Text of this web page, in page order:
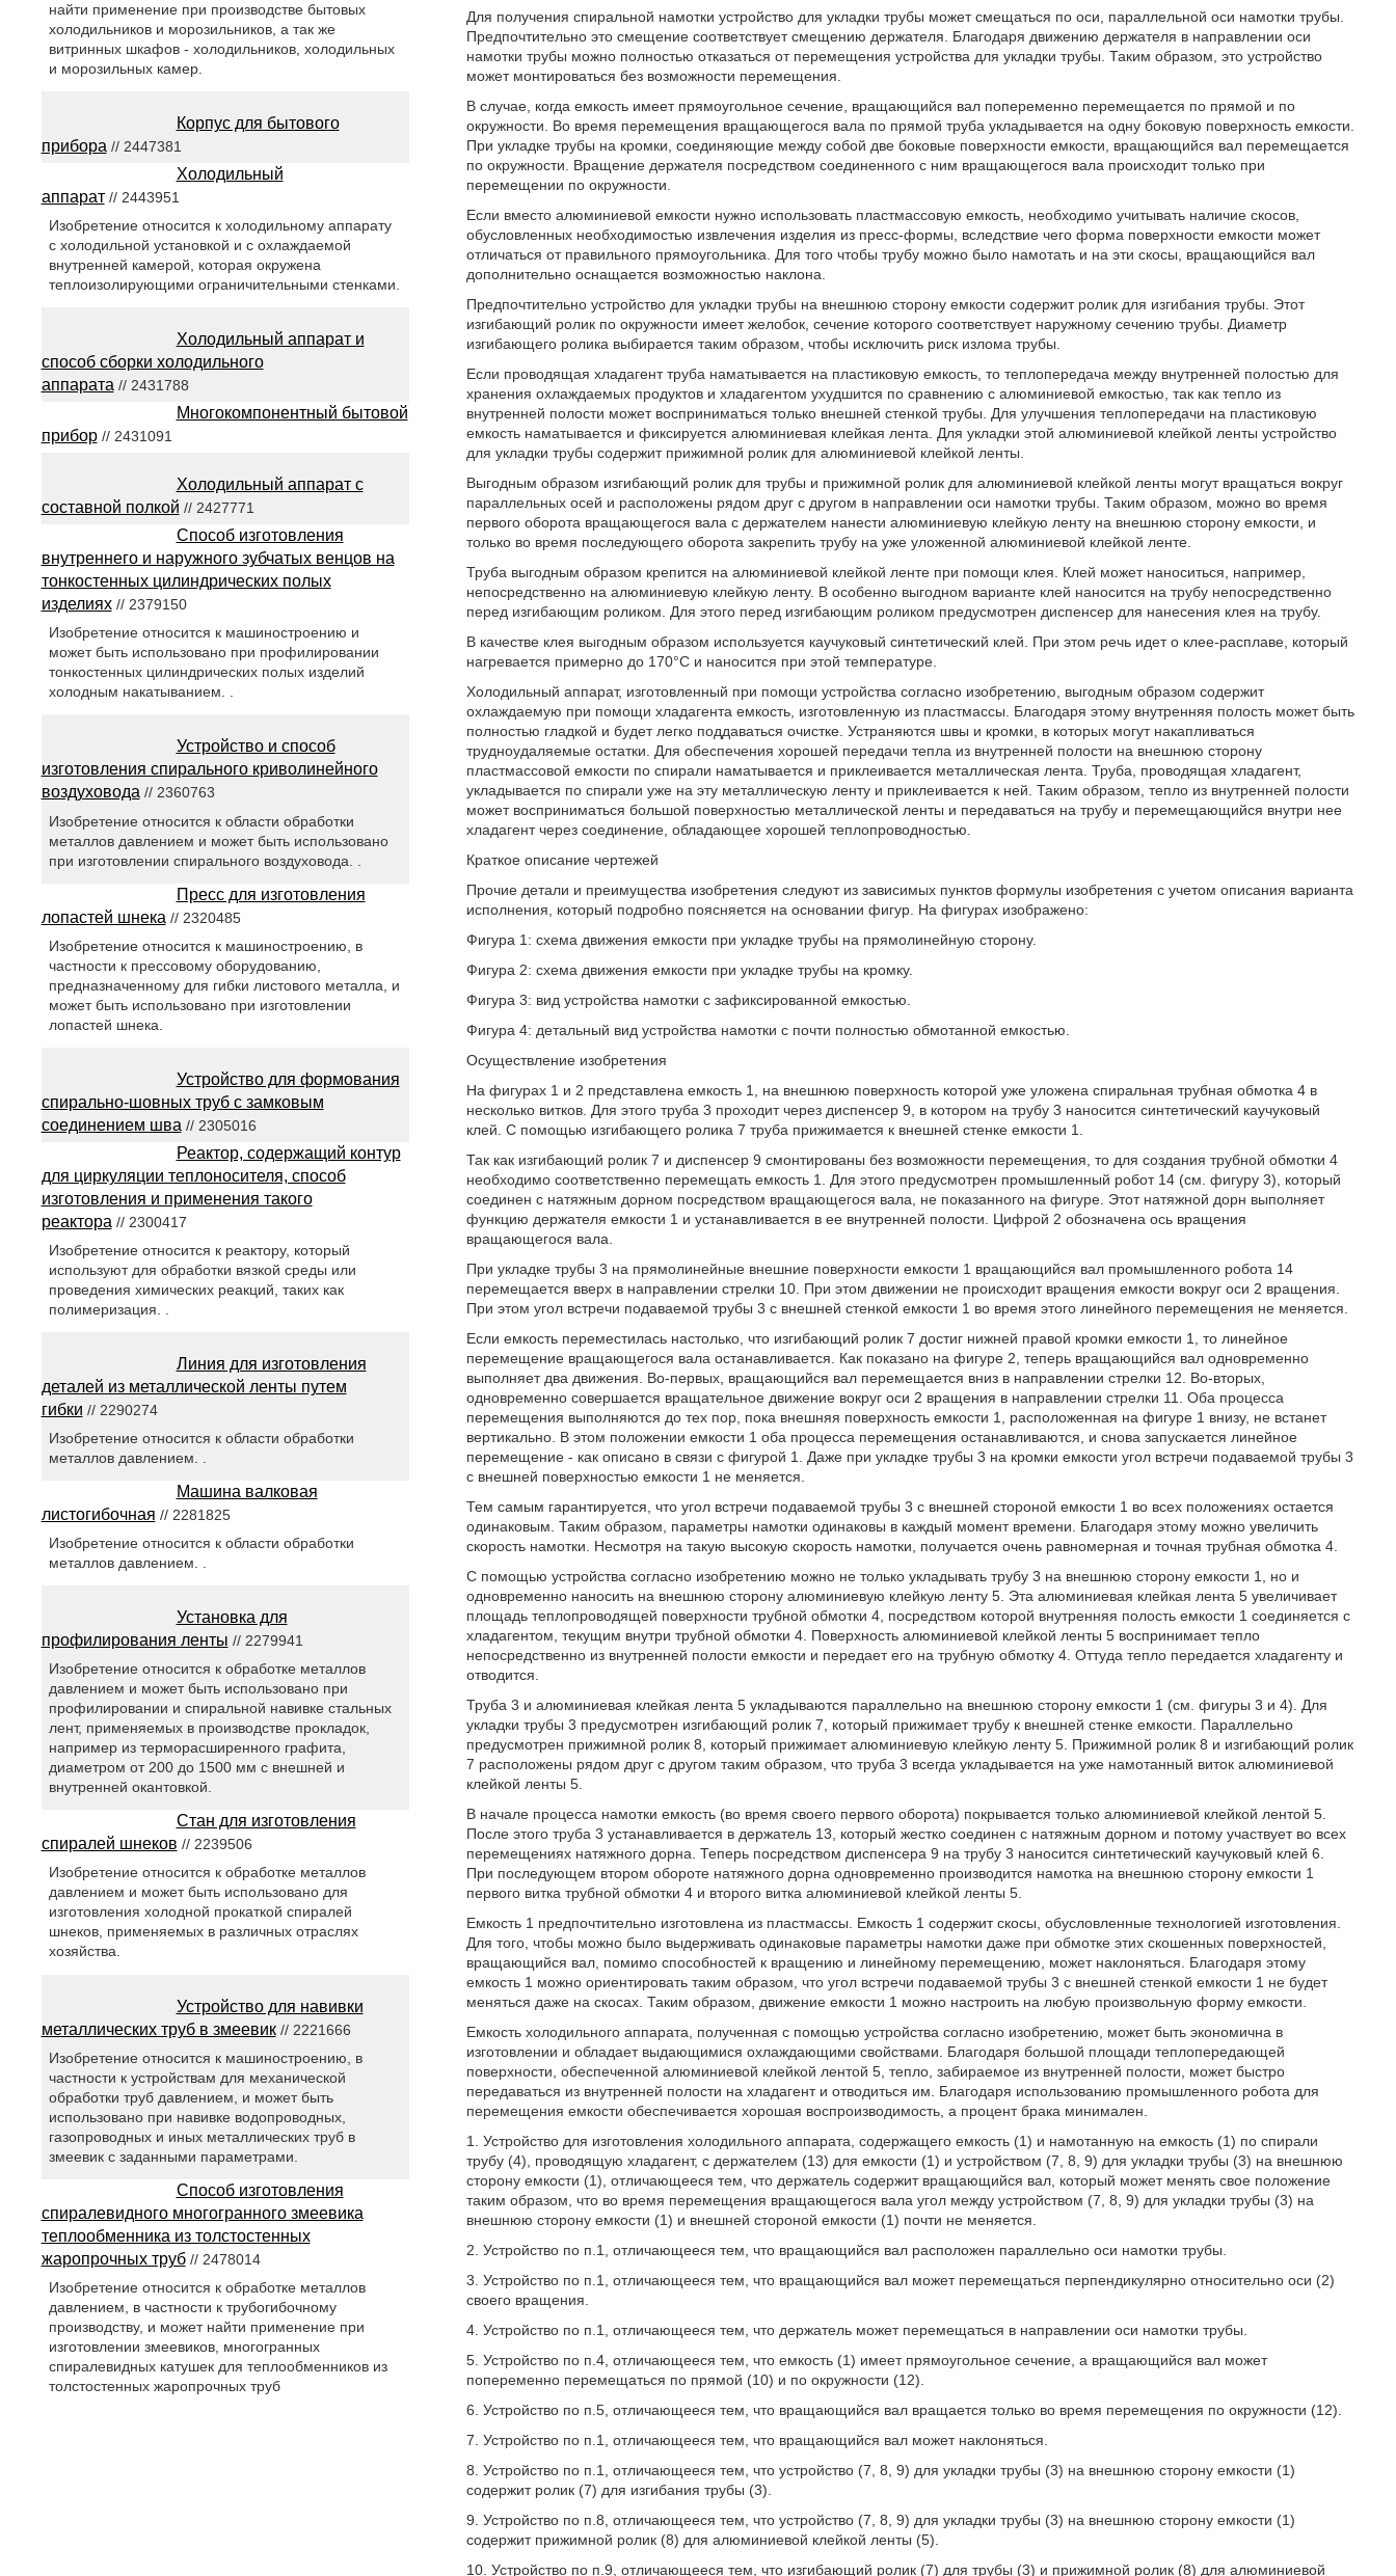
Для получения спиральной намотки устройство для укладки трубы может смещаться по оси, параллельной оси намотки трубы.
Предпочтительно это смещение соответствует смещению держателя. Благодаря движению держателя в направлении оси
намотки трубы можно полностью отказаться от перемещения устройства для укладки трубы. Таким образом, это устройство
может монтироваться без возможности перемещения.
В случае, когда емкость имеет прямоугольное сечение, вращающийся вал попеременно перемещается по прямой и по
окружности. Во время перемещения вращающегося вала по прямой труба укладывается на одну боковую поверхность емкости.
При укладке трубы на кромки, соединяющие между собой две боковые поверхности емкости, вращающийся вал перемещается
по окружности. Вращение держателя посредством соединенного с ним вращающегося вала происходит только при
перемещении по окружности.
Если вместо алюминиевой емкости нужно использовать пластмассовую емкость, необходимо учитывать наличие скосов,
обусловленных необходимостью извлечения изделия из пресс-формы, вследствие чего форма поверхности емкости может
отличаться от правильного прямоугольника. Для того чтобы трубу можно было намотать и на эти скосы, вращающийся вал
дополнительно оснащается возможностью наклона.
Предпочтительно устройство для укладки трубы на внешнюю сторону емкости содержит ролик для изгибания трубы. Этот
изгибающий ролик по окружности имеет желобок, сечение которого соответствует наружному сечению трубы. Диаметр
изгибающего ролика выбирается таким образом, чтобы исключить риск излома трубы.
Если проводящая хладагент труба наматывается на пластиковую емкость, то теплопередача между внутренней полостью для
хранения охлаждаемых продуктов и хладагентом ухудшится по сравнению с алюминиевой емкостью, так как тепло из
внутренней полости может восприниматься только внешней стенкой трубы. Для улучшения теплопередачи на пластиковую
емкость наматывается и фиксируется алюминиевая клейкая лента. Для укладки этой алюминиевой клейкой ленты устройство
для укладки трубы содержит прижимной ролик для алюминиевой клейкой ленты.
Выгодным образом изгибающий ролик для трубы и прижимной ролик для алюминиевой клейкой ленты могут вращаться вокруг
параллельных осей и расположены рядом друг с другом в направлении оси намотки трубы. Таким образом, можно во время
первого оборота вращающегося вала с держателем нанести алюминиевую клейкую ленту на внешнюю сторону емкости, и
только во время последующего оборота закрепить трубу на уже уложенной алюминиевой клейкой ленте.
Труба выгодным образом крепится на алюминиевой клейкой ленте при помощи клея. Клей может наноситься, например,
непосредственно на алюминиевую клейкую ленту. В особенно выгодном варианте клей наносится на трубу непосредственно
перед изгибающим роликом. Для этого перед изгибающим роликом предусмотрен диспенсер для нанесения клея на трубу.
В качестве клея выгодным образом используется каучуковый синтетический клей. При этом речь идет о клее-расплаве, который
нагревается примерно до 170°C и наносится при этой температуре.
Холодильный аппарат, изготовленный при помощи устройства согласно изобретению, выгодным образом содержит
охлаждаемую при помощи хладагента емкость, изготовленную из пластмассы. Благодаря этому внутренняя полость может быть
полностью гладкой и будет легко поддаваться очистке. Устраняются швы и кромки, в которых могут накапливаться
трудноудаляемые остатки. Для обеспечения хорошей передачи тепла из внутренней полости на внешнюю сторону
пластмассовой емкости по спирали наматывается и приклеивается металлическая лента. Труба, проводящая хладагент,
укладывается по спирали уже на эту металлическую ленту и приклеивается к ней. Таким образом, тепло из внутренней полости
может восприниматься большой поверхностью металлической ленты и передаваться на трубу и перемещающийся внутри нее
хладагент через соединение, обладающее хорошей теплопроводностью.
Краткое описание чертежей
Прочие детали и преимущества изобретения следуют из зависимых пунктов формулы изобретения с учетом описания варианта
исполнения, который подробно поясняется на основании фигур. На фигурах изображено:
Фигура 1: схема движения емкости при укладке трубы на прямолинейную сторону.
Фигура 2: схема движения емкости при укладке трубы на кромку.
Фигура 3: вид устройства намотки с зафиксированной емкостью.
Фигура 4: детальный вид устройства намотки с почти полностью обмотанной емкостью.
Осуществление изобретения
На фигурах 1 и 2 представлена емкость 1, на внешнюю поверхность которой уже уложена спиральная трубная обмотка 4 в
несколько витков. Для этого труба 3 проходит через диспенсер 9, в котором на трубу 3 наносится синтетический каучуковый
клей. С помощью изгибающего ролика 7 труба прижимается к внешней стенке емкости 1.
Так как изгибающий ролик 7 и диспенсер 9 смонтированы без возможности перемещения, то для создания трубной обмотки 4
необходимо соответственно перемещать емкость 1. Для этого предусмотрен промышленный робот 14 (см. фигуру 3), который
соединен с натяжным дорном посредством вращающегося вала, не показанного на фигуре. Этот натяжной дорн выполняет
функцию держателя емкости 1 и устанавливается в ее внутренней полости. Цифрой 2 обозначена ось вращения
вращающегося вала.
При укладке трубы 3 на прямолинейные внешние поверхности емкости 1 вращающийся вал промышленного робота 14
перемещается вверх в направлении стрелки 10. При этом движении не происходит вращения емкости вокруг оси 2 вращения.
При этом угол встречи подаваемой трубы 3 с внешней стенкой емкости 1 во время этого линейного перемещения не меняется.
Если емкость переместилась настолько, что изгибающий ролик 7 достиг нижней правой кромки емкости 1, то линейное
перемещение вращающегося вала останавливается. Как показано на фигуре 2, теперь вращающийся вал одновременно
выполняет два движения. Во-первых, вращающийся вал перемещается вниз в направлении стрелки 12. Во-вторых,
одновременно совершается вращательное движение вокруг оси 2 вращения в направлении стрелки 11. Оба процесса
перемещения выполняются до тех пор, пока внешняя поверхность емкости 1, расположенная на фигуре 1 внизу, не встанет
вертикально. В этом положении емкости 1 оба процесса перемещения останавливаются, и снова запускается линейное
перемещение - как описано в связи с фигурой 1. Даже при укладке трубы 3 на кромки емкости угол встречи подаваемой трубы 3
с внешней поверхностью емкости 1 не меняется.
Тем самым гарантируется, что угол встречи подаваемой трубы 3 с внешней стороной емкости 1 во всех положениях остается
одинаковым. Таким образом, параметры намотки одинаковы в каждый момент времени. Благодаря этому можно увеличить
скорость намотки. Несмотря на такую высокую скорость намотки, получается очень равномерная и точная трубная обмотка 4.
С помощью устройства согласно изобретению можно не только укладывать трубу 3 на внешнюю сторону емкости 1, но и
одновременно наносить на внешнюю сторону алюминиевую клейкую ленту 5. Эта алюминиевая клейкая лента 5 увеличивает
площадь теплопроводящей поверхности трубной обмотки 4, посредством которой внутренняя полость емкости 1 соединяется с
хладагентом, текущим внутри трубной обмотки 4. Поверхность алюминиевой клейкой ленты 5 воспринимает тепло
непосредственно из внутренней полости емкости и передает его на трубную обмотку 4. Оттуда тепло передается хладагенту и
отводится.
Труба 3 и алюминиевая клейкая лента 5 укладываются параллельно на внешнюю сторону емкости 1 (см. фигуры 3 и 4). Для
укладки трубы 3 предусмотрен изгибающий ролик 7, который прижимает трубу к внешней стенке емкости. Параллельно
предусмотрен прижимной ролик 8, который прижимает алюминиевую клейкую ленту 5. Прижимной ролик 8 и изгибающий ролик
7 расположены рядом друг с другом таким образом, что труба 3 всегда укладывается на уже намотанный виток алюминиевой
клейкой ленты 5.
В начале процесса намотки емкость (во время своего первого оборота) покрывается только алюминиевой клейкой лентой 5.
После этого труба 3 устанавливается в держатель 13, который жестко соединен с натяжным дорном и потому участвует во всех
перемещениях натяжного дорна. Теперь посредством диспенсера 9 на трубу 3 наносится синтетический каучуковый клей 6.
При последующем втором обороте натяжного дорна одновременно производится намотка на внешнюю сторону емкости 1
первого витка трубной обмотки 4 и второго витка алюминиевой клейкой ленты 5.
Емкость 1 предпочтительно изготовлена из пластмассы. Емкость 1 содержит скосы, обусловленные технологией изготовления.
Для того, чтобы можно было выдерживать одинаковые параметры намотки даже при обмотке этих скошенных поверхностей,
вращающийся вал, помимо способностей к вращению и линейному перемещению, может наклоняться. Благодаря этому
емкость 1 можно ориентировать таким образом, что угол встречи подаваемой трубы 3 с внешней стенкой емкости 1 не будет
меняться даже на скосах. Таким образом, движение емкости 1 можно настроить на любую произвольную форму емкости.
Емкость холодильного аппарата, полученная с помощью устройства согласно изобретению, может быть экономична в
изготовлении и обладает выдающимися охлаждающими свойствами. Благодаря большой площади теплопередающей
поверхности, обеспеченной алюминиевой клейкой лентой 5, тепло, забираемое из внутренней полости, может быстро
передаваться из внутренней полости на хладагент и отводиться им. Благодаря использованию промышленного робота для
перемещения емкости обеспечивается хорошая воспроизводимость, а процент брака минимален.
1. Устройство для изготовления холодильного аппарата, содержащего емкость (1) и намотанную на емкость (1) по спирали
трубу (4), проводящую хладагент, с держателем (13) для емкости (1) и устройством (7, 8, 9) для укладки трубы (3) на внешнюю
сторону емкости (1), отличающееся тем, что держатель содержит вращающийся вал, который может менять свое положение
таким образом, что во время перемещения вращающегося вала угол между устройством (7, 8, 9) для укладки трубы (3) на
внешнюю сторону емкости (1) и внешней стороной емкости (1) почти не меняется.
2. Устройство по п.1, отличающееся тем, что вращающийся вал расположен параллельно оси намотки трубы.
3. Устройство по п.1, отличающееся тем, что вращающийся вал может перемещаться перпендикулярно относительно оси (2)
своего вращения.
4. Устройство по п.1, отличающееся тем, что держатель может перемещаться в направлении оси намотки трубы.
5. Устройство по п.4, отличающееся тем, что емкость (1) имеет прямоугольное сечение, а вращающийся вал может
попеременно перемещаться по прямой (10) и по окружности (12).
6. Устройство по п.5, отличающееся тем, что вращающийся вал вращается только во время перемещения по окружности (12).
7. Устройство по п.1, отличающееся тем, что вращающийся вал может наклоняться.
8. Устройство по п.1, отличающееся тем, что устройство (7, 8, 9) для укладки трубы (3) на внешнюю сторону емкости (1)
содержит ролик (7) для изгибания трубы (3).
9. Устройство по п.8, отличающееся тем, что устройство (7, 8, 9) для укладки трубы (3) на внешнюю сторону емкости (1)
содержит прижимной ролик (8) для алюминиевой клейкой ленты (5).
10. Устройство по п.9, отличающееся тем, что изгибающий ролик (7) для трубы (3) и прижимной ролик (8) для алюминиевой
найти применение при производстве бытовых
холодильников и морозильников, а так же
витринных шкафов - холодильников, холодильных
и морозильных камер.
Корпус для бытового
прибора // 2447381
Холодильный
аппарат// 2443951
Изобретение относится к холодильному аппарату
с холодильной установкой и с охлаждаемой
внутренней камерой, которая окружена
теплоизолирующими ограничительными стенками.
Холодильный аппарат и
способ сборки холодильного
аппарата// 2431788
Многокомпонентный бытовой
прибор// 2431091
Холодильный аппарат с
составной полкой // 2427771
Способ изготовления
внутреннего и наружного зубчатых венцов на
тонкостенных цилиндрических полых
изделиях// 2379150
Изобретение относится к машиностроению и
может быть использовано при профилировании
тонкостенных цилиндрических полых изделий
холодным накатыванием. .
Устройство и способ
изготовления спирального криволинейного
воздуховода// 2360763
Изобретение относится к области обработки
металлов давлением и может быть использовано
при изготовлении спирального воздуховода. .
Пресс для изготовления
лопастей шнека // 2320485
Изобретение относится к машиностроению, в
частности к прессовому оборудованию,
предназначенному для гибки листового металла, и
может быть использовано при изготовлении
лопастей шнека.
Устройство для формования
спирально-шовных труб с замковым
соединением шва // 2305016
Реактор, содержащий контур
для циркуляции теплоносителя, способ
изготовления и применения такого
реактора // 2300417
Изобретение относится к реактору, который
используют для обработки вязкой среды или
проведения химических реакций, таких как
полимеризация. .
Линия для изготовления
деталей из металлической ленты путем
гибки // 2290274
Изобретение относится к области обработки
металлов давлением. .
Машина валковая
листогибочная // 2281825
Изобретение относится к области обработки
металлов давлением. .
Установка для
профилирования ленты // 2279941
Изобретение относится к обработке металлов
давлением и может быть использовано при
профилировании и спиральной навивке стальных
лент, применяемых в производстве прокладок,
например из терморасширенного графита,
диаметром от 200 до 1500 мм с внешней и
внутренней окантовкой.
Стан для изготовления
спиралей шнеков // 2239506
Изобретение относится к обработке металлов
давлением и может быть использовано для
изготовления холодной прокаткой спиралей
шнеков, применяемых в различных отраслях
хозяйства.
Устройство для навивки
металлических труб в змеевик// 2221666
Изобретение относится к машиностроению, в
частности к устройствам для механической
обработки труб давлением, и может быть
использовано при навивке водопроводных,
газопроводных и иных металлических труб в
змеевик с заданными параметрами.
Способ изготовления
спиралевидного многогранного змеевика
теплообменника из толстостенных
жаропрочных труб// 2478014
Изобретение относится к обработке металлов
давлением, в частности к трубогибочному
производству, и может найти применение при
изготовлении змеевиков, многогранных
спиралевидных катушек для теплообменников из
толстостенных жаропрочных труб